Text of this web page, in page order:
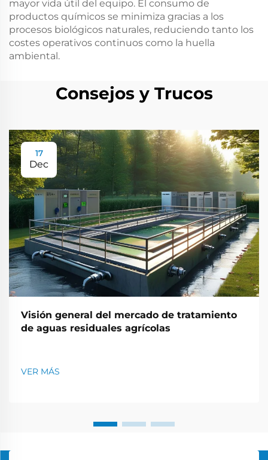
mayor vida útil del equipo. El consumo de
productos químicos se minimiza gracias a los
procesos biológicos naturales, reduciendo tanto los
costes operativos continuos como la huella
ambiental.
Consejos y Trucos
17
Dec
Visión general del mercado de tratamiento
de aguas residuales agrícolas
VER MÁS